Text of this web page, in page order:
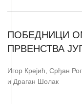
ПОБЕДНИЦИ
ПРВЕНСТВА
Игор Крејић, Срђан
и Драган Шолак